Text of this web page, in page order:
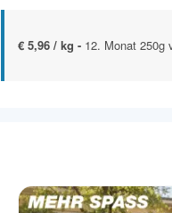
€ 5,96 / kg - 12. Monat 250g